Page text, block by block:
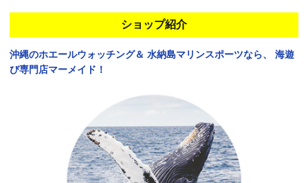
ショップ紹介
沖縄のホエールウォッチング＆ 水納島マリンスポーツなら、
海遊
び専門店マーメイド！